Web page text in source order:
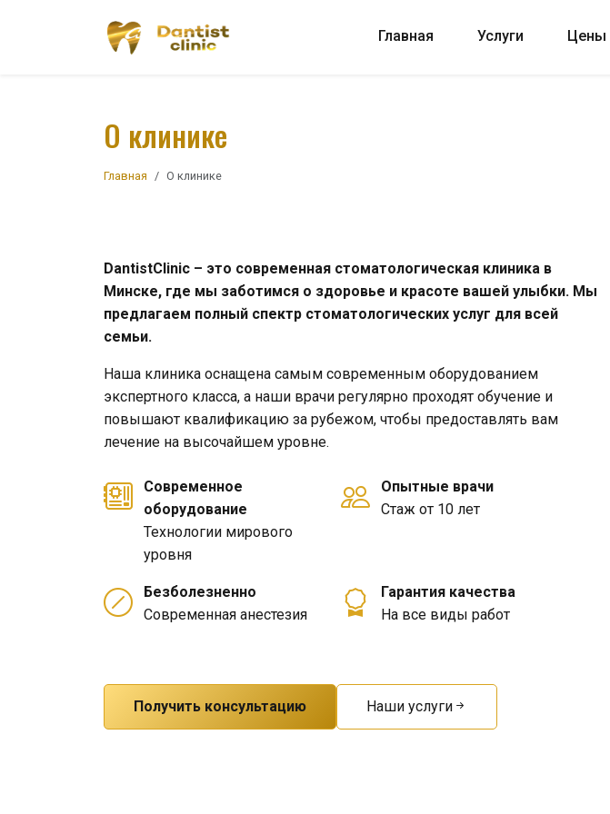
Главная Услуги Цены
О клинике
Главная О клинике
DantistClinic – это современная стоматологическая клиника в
Минске, где мы заботимся о здоровье и красоте вашей улыбки. Мы
предлагаем полный спектр стоматологических услуг для всей
семьи.
Наша клиника оснащена самым современным оборудованием
экспертного класса, а наши врачи регулярно проходят обучение и
повышают квалификацию за рубежом, чтобы предоставлять вам
лечение на высочайшем уровне.
Современное
оборудование
Технологии мирового
уровня
Опытные врачи
Стаж от 10 лет
Безболезненно
Современная анестезия
Гарантия качества
На все виды работ
Получить консультацию Наши услуги